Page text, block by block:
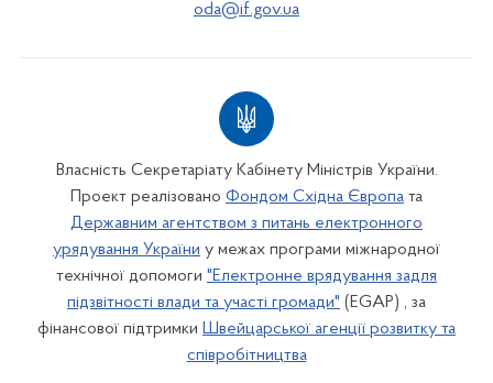
oda@if.gov.ua
Власність Секретаріату Кабінету Міністрів України.
Проект реалізовано Фондом Східна Європа та
Державним агентством з питань електронного
урядування України у межах програми міжнародної
технічної допомоги "Електронне врядування задля
підзвітності влади та участі громади" (EGAP) , за
фінансової підтримки Швейцарської агенції розвитку та
співробітництва